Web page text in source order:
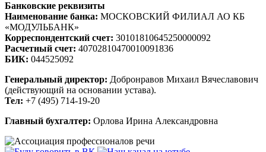
Банковские реквизиты
Наименование банка: МОСКОВСКИЙ ФИЛИАЛ АО КБ
«МОДУЛЬБАНК»
Корреспондентский счет: 30101810645250000092
Расчетный счет: 40702810470010091836
БИК: 044525092
Генеральный директор: Добронравов Михаил Вячеславович
(действующий на основании устава).
Тел: +7 (495) 714-19-20
Главный бухгалтер: Орлова Ирина Александровна